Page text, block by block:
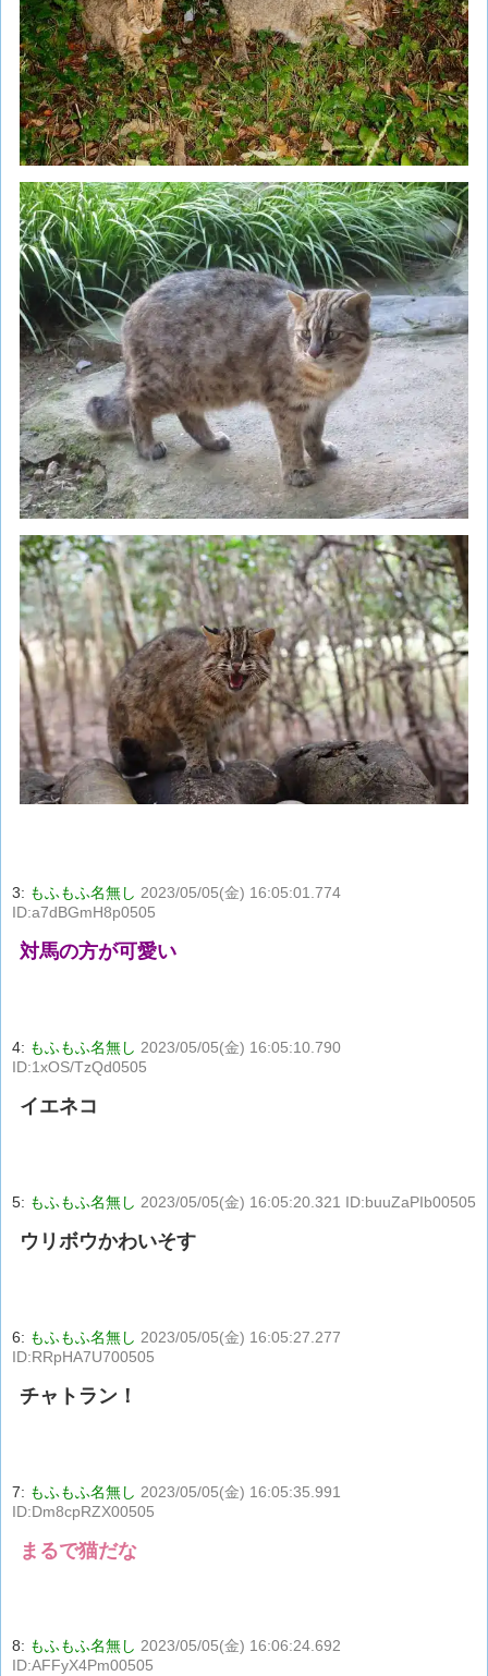
3: もふもふ名無し 2023/05/05(金) 16:05:01.774
ID:a7dBGmH8p0505
対馬の方が可愛い
4: もふもふ名無し 2023/05/05(金) 16:05:10.790
ID:1xOS/TzQd0505
イエネコ
5: もふもふ名無し 2023/05/05(金) 16:05:20.321 ID:buuZaPIb00505
ウリボウかわいそす
6: もふもふ名無し 2023/05/05(金) 16:05:27.277
ID:RRpHA7U700505
チャトラン！
7: もふもふ名無し 2023/05/05(金) 16:05:35.991
ID:Dm8cpRZX00505
まるで猫だな
8: もふもふ名無し 2023/05/05(金) 16:06:24.692
ID:AFFyX4Pm00505